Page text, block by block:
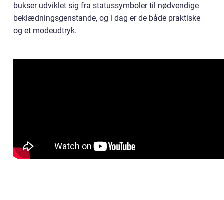
bukser udviklet sig fra statussymboler til nødvendige
beklædningsgenstande, og i dag er de både praktiske
og et modeudtryk.